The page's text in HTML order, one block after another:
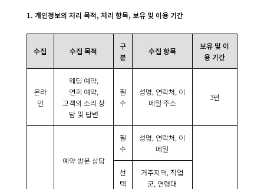
1. 개인정보의 처리 목적, 처리 항목, 보유 및 이용 기간
수집 수집 목적
구
분
수집 항목
보유 및 이
용 기간
온라
인
웨딩 예약,
연회 예약,
고객의 소리 상
담 및 답변
필
수
성명, 연락처, 이
메일 주소
3년
예약 방문 상담
필
수
성명, 연락처, 이
메일
선
택
거주지역, 직업
군, 연령대